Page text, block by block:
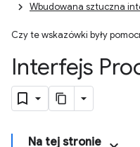
Wbudowana sztuczna
Czy te wskazówki były
Interfejs
Na tej stronie